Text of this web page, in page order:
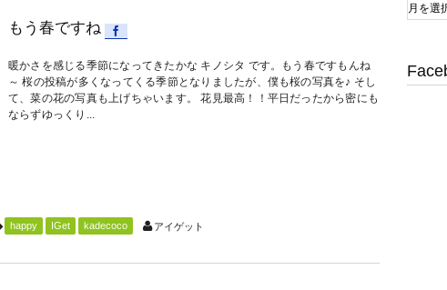
もう春ですね
暖かさを感じる季節になってきたかな キノシタ です。もう春ですもんね
～ 桜の投稿が多くなってくる季節となりましたが、僕も桜の写真を♪ そし
て、菜の花の写真も上げちゃいます。 花見最高！！平日だったから密にも
ならずゆっくり...
happy IGet kadecoco アイゲット